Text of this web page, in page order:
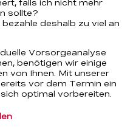
falls ich nicht mehr
sollte?
deshalb zu viel an
Vorsorgeanalyse
benötigen wir einige
von Ihnen. Mit unserer
vor dem Termin ein
optimal vorbereiten.